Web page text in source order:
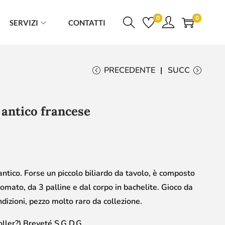
SERVIZI CONTATTI 0 0
PRECEDENTE SUCC
francese
Forse un piccolo biliardo da tavolo, è composto
da 3 palline e dal corpo in bachelite. Gioco da
pezzo molto raro da collezione.